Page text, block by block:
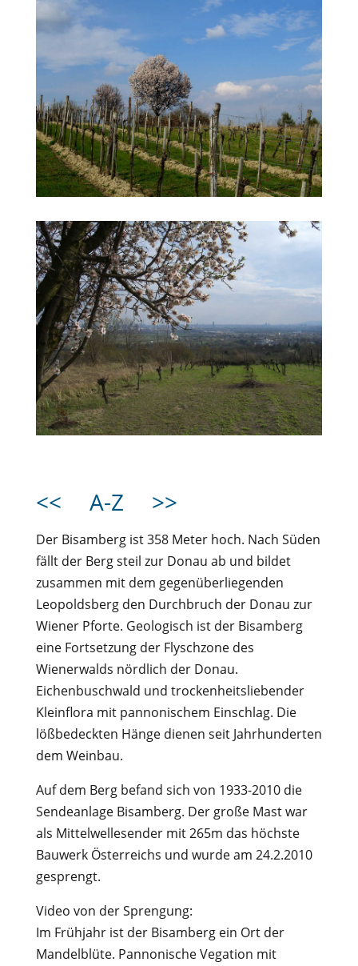
<< A-Z >>
Der Bisamberg ist 358 Meter hoch. Nach Süden
fällt der Berg steil zur Donau ab und bildet
zusammen mit dem gegenüberliegenden
Leopoldsberg den Durchbruch der Donau zur
Wiener Pforte. Geologisch ist der Bisamberg
eine Fortsetzung der Flyschzone des
Wienerwalds nördlich der Donau.
Eichenbuschwald und trockenheitsliebender
Kleinflora mit pannonischem Einschlag. Die
lößbedeckten Hänge dienen seit Jahrhunderten
dem Weinbau.
Auf dem Berg befand sich von 1933-2010 die
Sendeanlage Bisamberg. Der große Mast war
als Mittelwellesender mit 265m das höchste
Bauwerk Österreichs und wurde am 24.2.2010
gesprengt.
Video von der Sprengung:
Im Frühjahr ist der Bisamberg ein Ort der
Mandelblüte. Pannonische Vegation mit